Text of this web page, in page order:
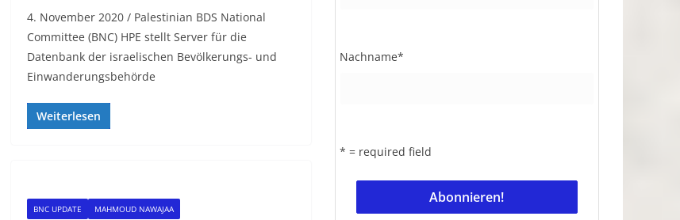
4. November 2020 / Palestinian BDS National
Committee (BNC) HPE stellt Server für die
Datenbank der israelischen Bevölkerungs- und
Einwanderungsbehörde
Weiterlesen
BNC UPDATE MAHMOUD NAWAJAA
Nachname*
* = required field